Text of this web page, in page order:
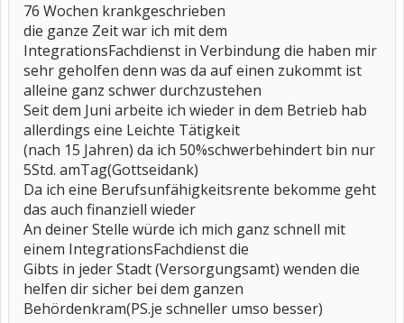
76 Wochen krankgeschrieben
die ganze Zeit war ich mit dem
IntegrationsFachdienst in Verbindung die haben mir
sehr geholfen denn was da auf einen zukommt ist
alleine ganz schwer durchzustehen
Seit dem Juni arbeite ich wieder in dem Betrieb hab
allerdings eine Leichte Tätigkeit
(nach 15 Jahren) da ich 50%schwerbehindert bin nur
5Std. amTag(Gottseidank)
Da ich eine Berufsunfähigkeitsrente bekomme geht
das auch finanziell wieder
An deiner Stelle würde ich mich ganz schnell mit
einem IntegrationsFachdienst die
Gibts in jeder Stadt (Versorgungsamt) wenden die
helfen dir sicher bei dem ganzen
Behördenkram(PS.je schneller umso besser)